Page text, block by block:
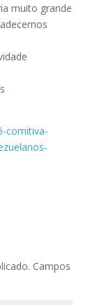
muito grande
comitiva-
Campos